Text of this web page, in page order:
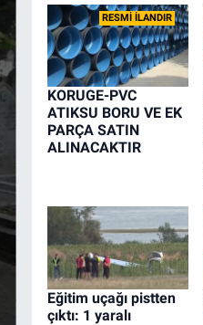
RESMİ İLANDIR
KORUGE-PVC
ATIKSU BORU VE EK
PARÇA SATIN
ALINACAKTIR
Eğitim uçağı pistten
çıktı: 1 yaralı